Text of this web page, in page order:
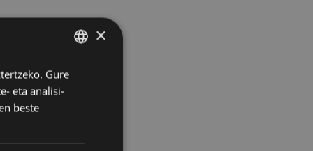
BASQUE
SPANISH
×
Gure
eta analisi-
beste